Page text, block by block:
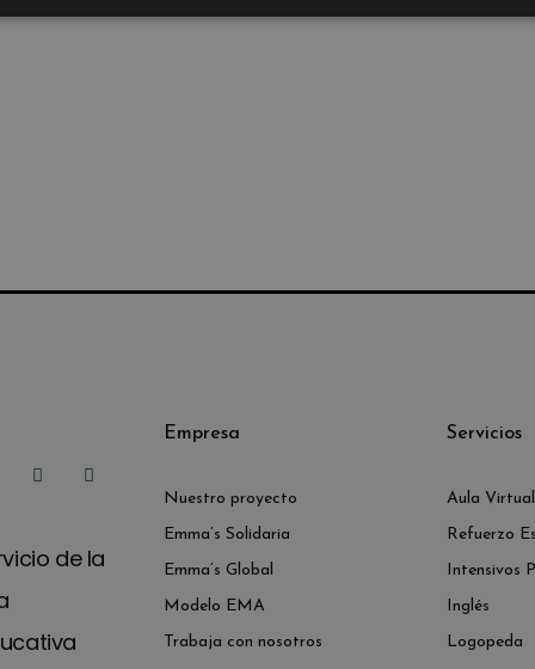
de la
Empresa
Nuestro proyecto
Emma’s Solidaria
Emma’s Global
Modelo EMA
Trabaja con nosotros
Servicios
Aula Virtual
Refuerzo
Intensivos
Inglés
Logopeda